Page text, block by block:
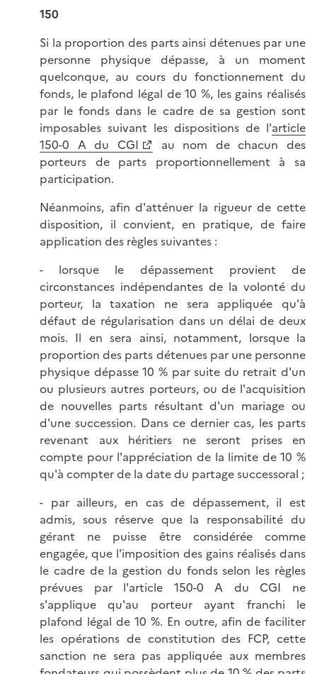
150
Si la proportion des parts ainsi détenues par une
personne physique dépasse, à un moment
quelconque, au cours du fonctionnement du
fonds, le plafond légal de 10 %, les gains réalisés
par le fonds dans le cadre de sa gestion sont
imposables suivant les dispositions de l'article
150-0 A du CGI
au nom de chacun des
porteurs de parts proportionnellement à sa
participation.
Néanmoins, afin d'atténuer la rigueur de cette
disposition, il convient, en pratique, de faire
application des règles suivantes :
- lorsque le dépassement provient de
circonstances indépendantes de la volonté du
porteur, la taxation ne sera appliquée qu'à
défaut de régularisation dans un délai de deux
mois. Il en sera ainsi, notamment, lorsque la
proportion des parts détenues par une personne
physique dépasse 10 % par suite du retrait d'un
ou plusieurs autres porteurs, ou de l'acquisition
de nouvelles parts résultant d'un mariage ou
d'une succession. Dans ce dernier cas, les parts
revenant aux héritiers ne seront prises en
compte pour l'appréciation de la limite de 10 %
qu'à compter de la date du partage successoral ;
- par ailleurs, en cas de dépassement, il est
admis, sous réserve que la responsabilité du
gérant ne puisse être considérée comme
engagée, que l'imposition des gains réalisés dans
le cadre de la gestion du fonds selon les règles
prévues par l'article 150-0 A du CGI ne
s'applique qu'au porteur ayant franchi le
plafond légal de 10 %. En outre, afin de faciliter
les opérations de constitution des FCP, cette
sanction ne sera pas appliquée aux membres